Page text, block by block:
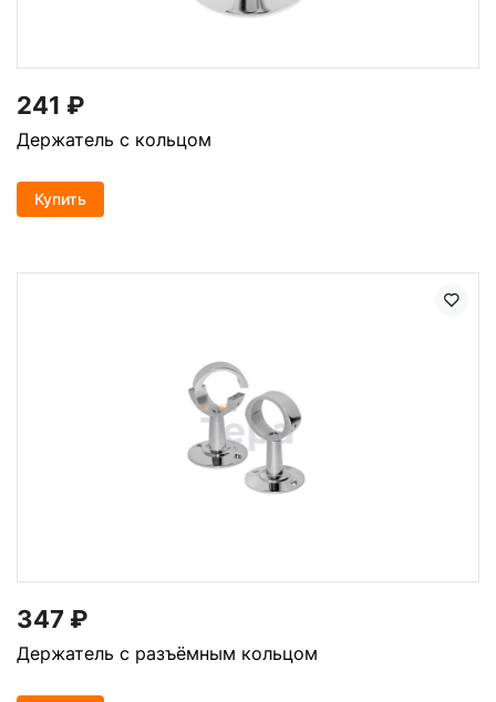
241 ₽
Держатель с кольцом
Купить
347 ₽
Держатель с разъёмным кольцом